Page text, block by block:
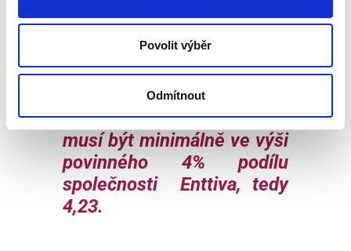
Povolit výběr
Odmítnout
plnění a písemně potvrdí
počet jim zaměstnávaných
osob se zdravotním
postižením (OZP či TZP).
Tento potvrzený počet
musí být minimálně ve výši
povinného 4% podílu
společnosti Enttiva, tedy
4,23.